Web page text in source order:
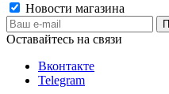
Новости магазина
Оставайтесь на связи
Вконтакте
Telegram